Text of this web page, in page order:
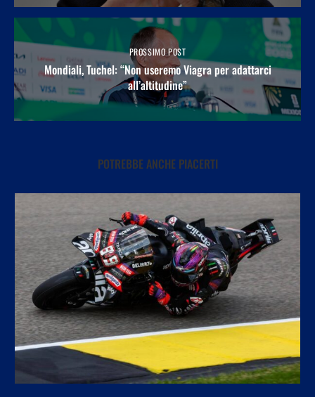
PROSSIMO POST
Mondiali, Tuchel: “Non useremo Viagra per adattarci
all’altitudine”
POTREBBE ANCHE PIACERTI